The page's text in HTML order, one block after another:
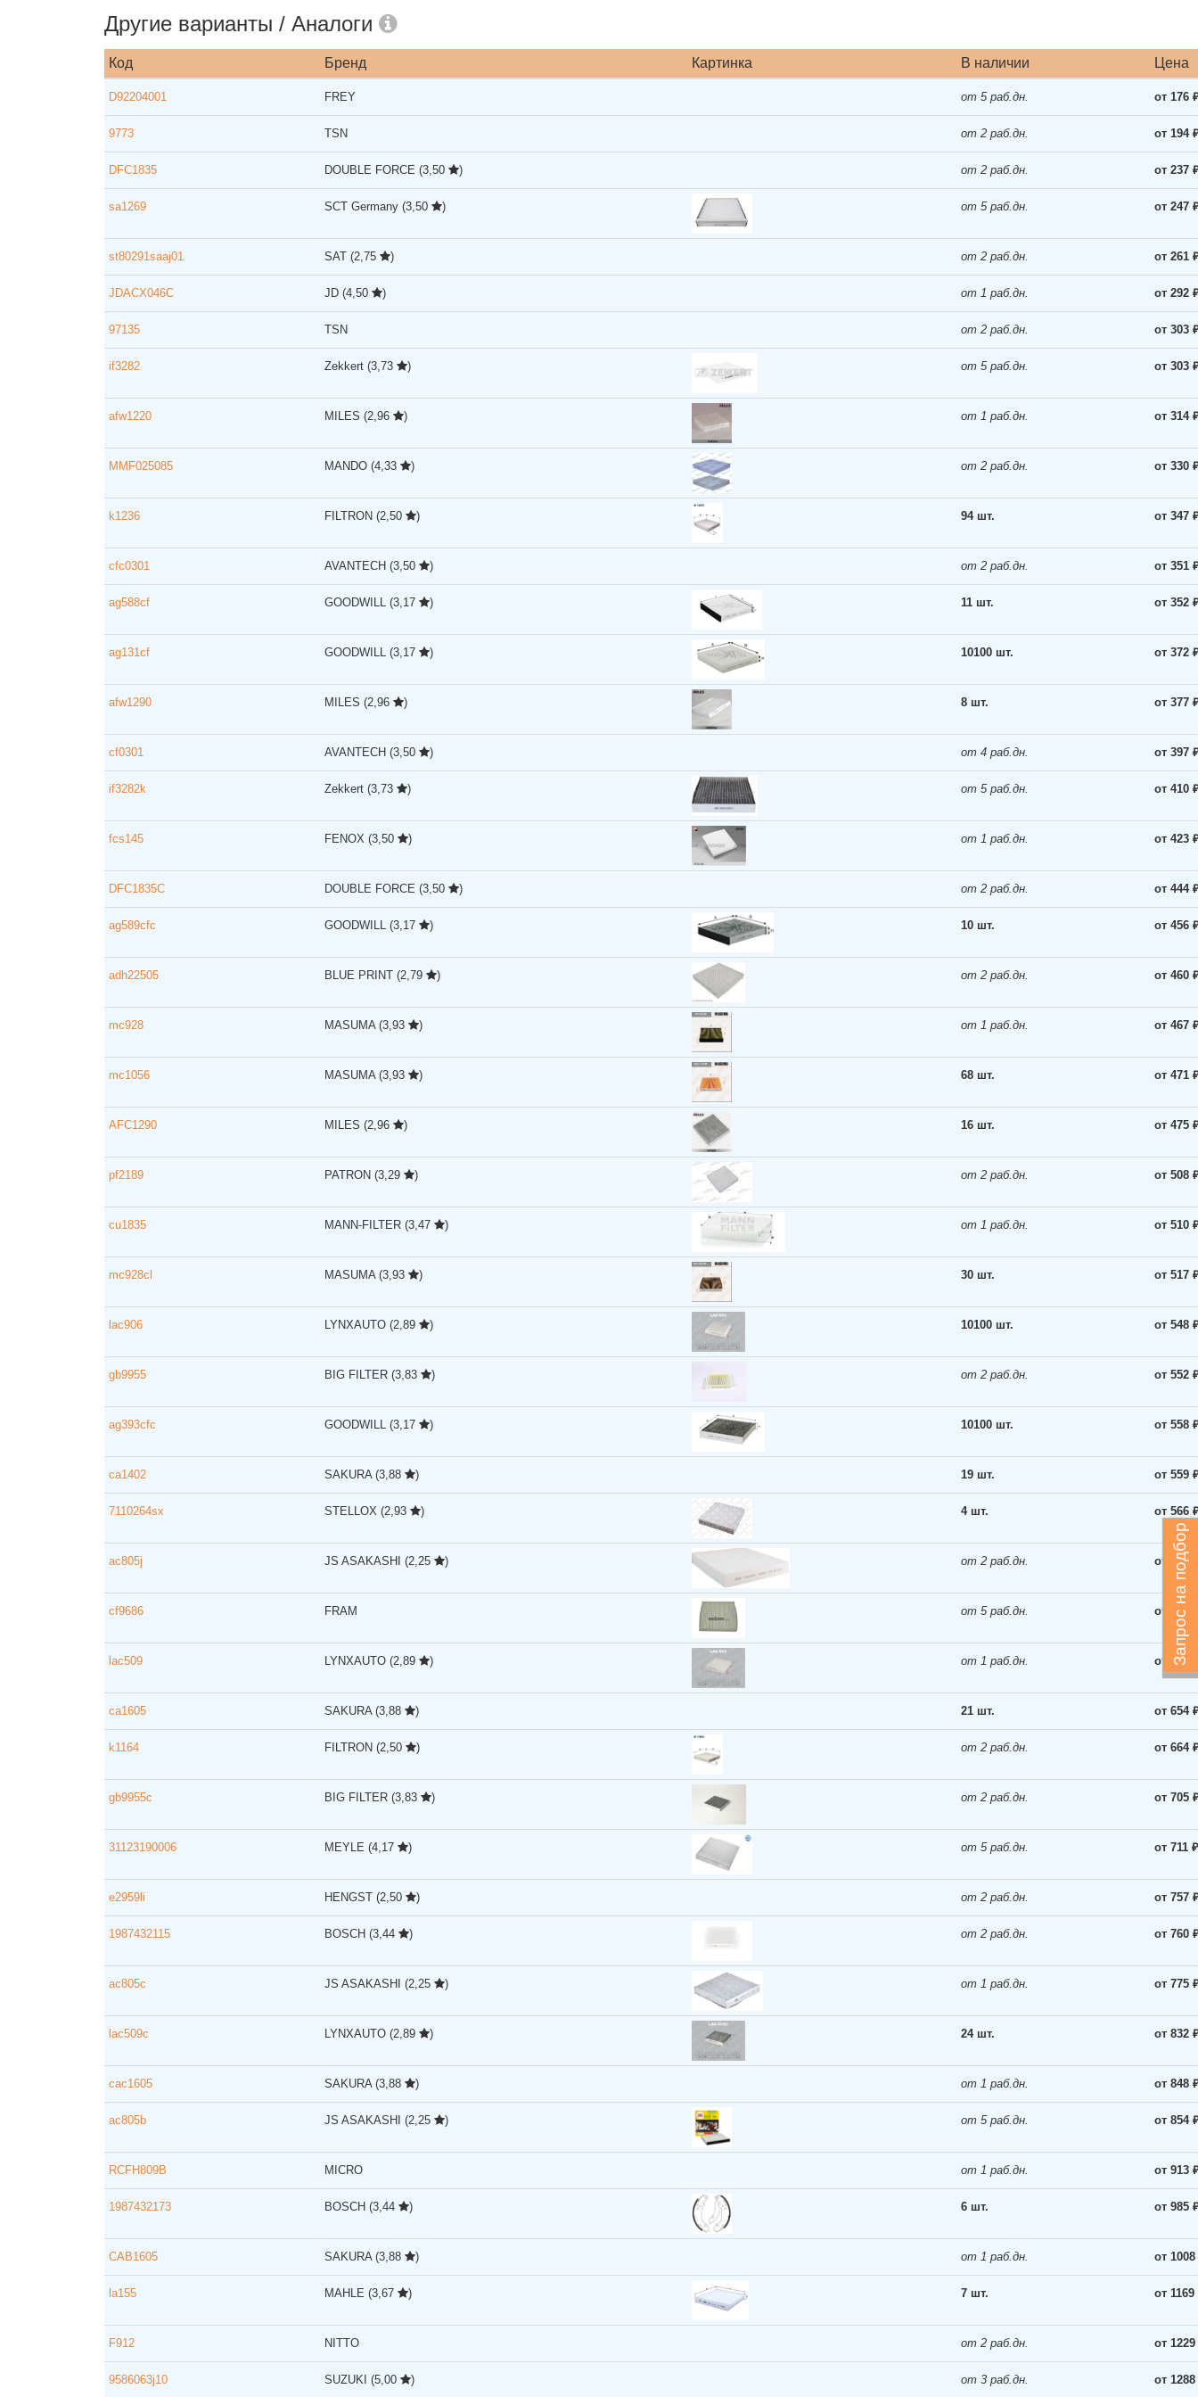
Запрос на подбор
Другие варианты / Аналоги
Код Бренд Картинка В наличии Цена
D92204001 FREY от 5 раб.дн. от 176
9773 TSN от 2 раб.дн. от 194
DFC1835 DOUBLE FORCE (3,50 ) от 2 раб.дн. от 237
sa1269 SCT Germany (3,50 ) от 5 раб.дн. от 247
st80291saaj01 SAT (2,75 ) от 2 раб.дн. от 261
JDACX046C JD (4,50 ) от 1 раб.дн. от 292
97135 TSN от 2 раб.дн. от 303
if3282 Zekkert (3,73 ) от 5 раб.дн. от 303
afw1220 MILES (2,96 ) от 1 раб.дн. от 314
MMF025085 MANDO (4,33 ) от 2 раб.дн. от 330
k1236 FILTRON (2,50 ) 94 шт. от 347
cfc0301 AVANTECH (3,50 ) от 2 раб.дн. от 351
ag588cf GOODWILL (3,17 ) 11 шт. от 352
ag131cf GOODWILL (3,17 ) 10100 шт. от 372
afw1290 MILES (2,96 ) 8 шт. от 377
cf0301 AVANTECH (3,50 ) от 4 раб.дн. от 397
if3282k Zekkert (3,73 ) от 5 раб.дн. от 410
fcs145 FENOX (3,50 ) от 1 раб.дн. от 423
DFC1835C DOUBLE FORCE (3,50 ) от 2 раб.дн. от 444
ag589cfc GOODWILL (3,17 ) 10 шт. от 456
adh22505 BLUE PRINT (2,79 ) от 2 раб.дн. от 460
mc928 MASUMA (3,93 ) от 1 раб.дн. от 467
mc1056 MASUMA (3,93 ) 68 шт. от 471
AFC1290 MILES (2,96 ) 16 шт. от 475
pf2189 PATRON (3,29 ) от 2 раб.дн. от 508
cu1835 MANN-FILTER (3,47 ) от 1 раб.дн. от 510
mc928cl MASUMA (3,93 ) 30 шт. от 517
lac906 LYNXAUTO (2,89 ) 10100 шт. от 548
gb9955 BIG FILTER (3,83 ) от 2 раб.дн. от 552
ag393cfc GOODWILL (3,17 ) 10100 шт. от 558
ca1402 SAKURA (3,88 ) 19 шт. от 559
7110264sx STELLOX (2,93 ) 4 шт. от 566
ac805j JS ASAKASHI (2,25 ) от 2 раб.дн. от 582
cf9686 FRAM от 5 раб.дн. от 589
lac509 LYNXAUTO (2,89 ) от 1 раб.дн. от 635
ca1605 SAKURA (3,88 ) 21 шт. от 654
k1164 FILTRON (2,50 ) от 2 раб.дн. от 664
gb9955c BIG FILTER (3,83 ) от 2 раб.дн. от 705
31123190006 MEYLE (4,17 ) от 5 раб.дн. от 711 ₽
e2959li HENGST (2,50 ) от 2 раб.дн. от 757
1987432115 BOSCH (3,44 ) от 2 раб.дн. от 760
ac805c JS ASAKASHI (2,25 ) от 1 раб.дн. от 775
lac509c LYNXAUTO (2,89 ) 24 шт. от 832
cac1605 SAKURA (3,88 ) от 1 раб.дн. от 848
ac805b JS ASAKASHI (2,25 ) от 5 раб.дн. от 854
RCFH809B MICRO от 1 раб.дн. от 913
1987432173 BOSCH (3,44 ) 6 шт. от 985
CAB1605 SAKURA (3,88 ) от 1 раб.дн. от
la155 MAHLE (3,67 ) 7 шт. от 1169
F912 NITTO от 2 раб.дн. от
9586063j10 SUZUKI (5,00 ) от 3 раб.дн. от